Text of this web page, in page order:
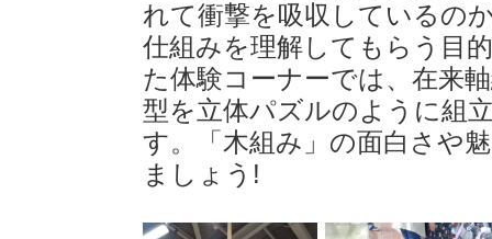
れて衝撃を吸収しているの
仕組みを理解してもらう目
た体験コーナーでは、在来
型を立体パズルのように組
す。「木組み」の面白さや
ましょう!